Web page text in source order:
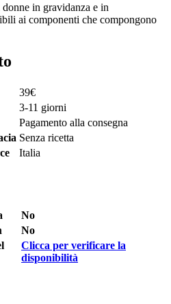
in gravidanza e in
ai componenti che compongono
39€
3-11 giorni
Pagamento alla consegna
Senza ricetta
Italia
No
No
Clicca per verificare la
disponibilità